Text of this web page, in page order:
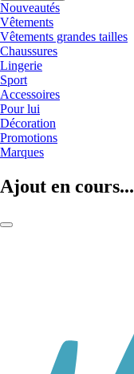
Nouveautés
Vêtements
Vêtements grandes tailles
Chaussures
Lingerie
Sport
Accessoires
Pour lui
Décoration
Promotions
Marques
Ajout en cours...